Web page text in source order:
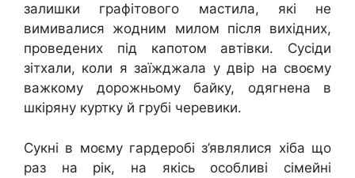
залишки графітового мастила, які не
вимивалися жодним милом після вихідних,
проведених під капотом автівки. Сусіди
зітхали, коли я заїжджала у двір на своєму
важкому дорожньому байку, одягнена в
шкіряну куртку й грубі черевики.
Сукні в моєму гардеробі з’являлися хіба що
раз на рік, на якісь особливі сімейні